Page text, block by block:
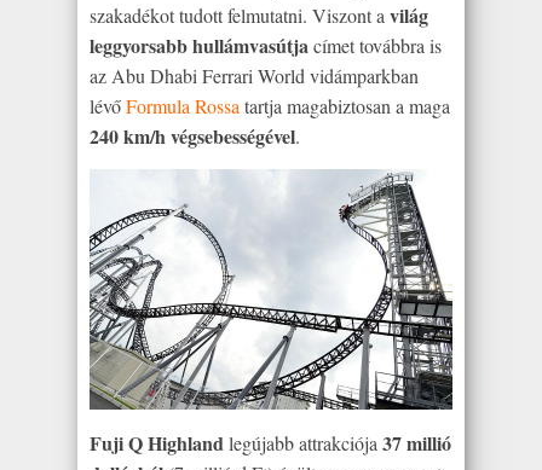
szakadékot tudott felmutatni. Viszont a világ
leggyorsabb hullámvasútjacímet továbbra is
az Abu Dhabi Ferrari World vidámparkban
lévőFormula Rossa tartja magabiztosan a maga
240 km/h végsebességével.
Fuji Q Highlandlegújabb attrakciója 37 millió